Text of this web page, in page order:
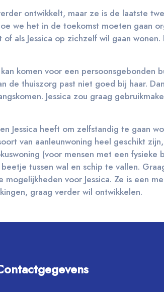
ontwikkelt, maar ze is de laatste
we het in de toekomst moeten gaan
als Jessica op zichzelf wil gaan
komen voor een persoonsgebonden
de thuiszorg past niet goed bij haar.
Jessica zou graag
Jessica heeft om zelfstandig te gaan
van aanleunwoning heel geschikt
(voor mensen met een fysieke
tussen wal en schip te vallen.
voor Jessica. Ze is een
graag verder wil ontwikkelen.